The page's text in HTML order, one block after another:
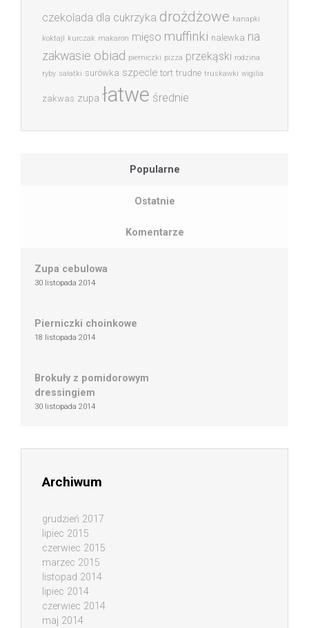
czekolada dla cukrzyka drożdżowe kanapki
koktajl kurczak makaron mięso muffinki nalewka na
zakwasie obiad pierniczki pizza przekąski rodzina
ryby sałatki surówka szpecle tort trudne truskawki wigilia
zakwas zupa łatwe średnie
Popularne
Ostatnie
Komentarze
Zupa cebulowa
30 listopada 2014
Pierniczki choinkowe
18 listopada 2014
Brokuły z pomidorowym
dressingiem
30 listopada 2014
Archiwum
grudzień 2017
lipiec 2015
czerwiec 2015
marzec 2015
listopad 2014
lipiec 2014
czerwiec 2014
maj 2014